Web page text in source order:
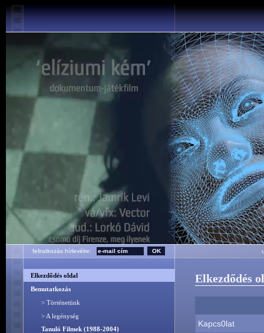
feliratkozás hírlevélre:
Elkezdődés oldal
Bemutatkozás
> Történetünk
> A legénység
Tanuló Filmek (1988-2004)
Elkezdődés
Kapcs0lat